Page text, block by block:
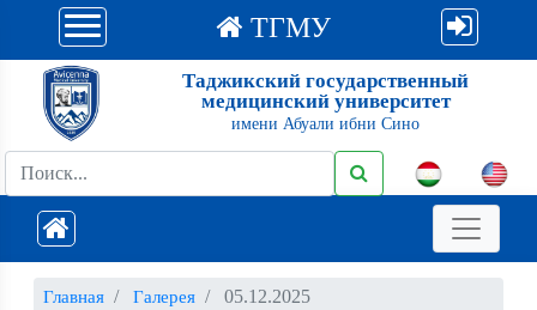
ТГМУ
Таджикский государственный
медицинский университет
имени Абуали ибни Сино
Главная Галерея 05.12.2025